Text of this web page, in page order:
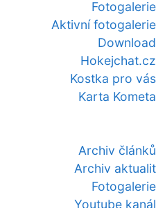
Fotogalerie
Aktivní fotogalerie
Download
Hokejchat.cz
Kostka pro vás
Karta Kometa
Archiv článků
Archiv aktualit
Fotogalerie
Youtube kanál